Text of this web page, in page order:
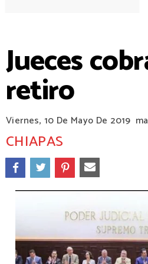
Jueces
retiro
Viernes, 10 De Mayo De 2019
CHIAPAS